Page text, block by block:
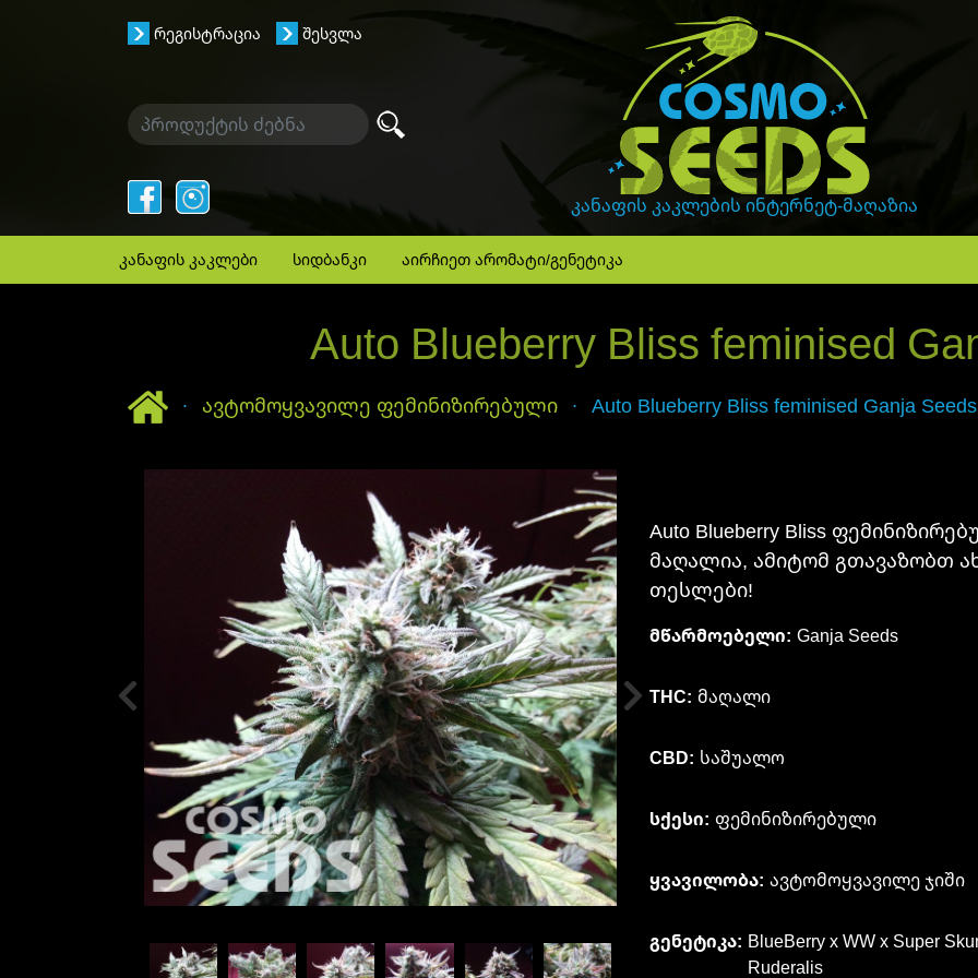
GanjaLiveSeeds
კანაფის კაკლების ინტერნეტ-მაღაზია
რეგისტრაცია შესვლა
კანაფის კაკლები სიდბანკი აირჩიეთ არომატი/გენეტიკა
Auto Blueberry Bliss feminised
მთავარიავტომოყვავილე ფემინიზირებული Auto Blueberry Bliss feminised Ganja Seeds
Auto Blueberry Bliss
მაღალია, ამიტომ გთავაზობთ
თესლები!
მწარმოებელი: Ganja Seeds
THC: მაღალი
CBD: საშუალო
სქესი: ფემინიზირებული
ყვავილობა: ავტომოყვავილე ჯიში
გენეტიკა: BlueBerry x WW x Super
Ruderalis